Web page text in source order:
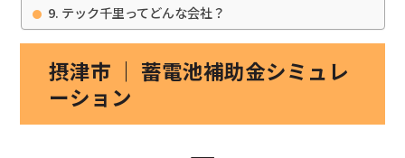
テック千里ってどんな会社？
摂津市 ｜ 蓄電池補助金シミュレ
ーション